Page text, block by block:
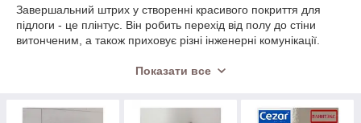
Завершальний штрих у створенні красивого покриття для
підлоги - це плінтус. Він робить перехід від полу до стіни
витонченим, а також приховує різні інженерні комунікації.
а також дозволить скоротити кількість відходів до мінімуму.
Показати все